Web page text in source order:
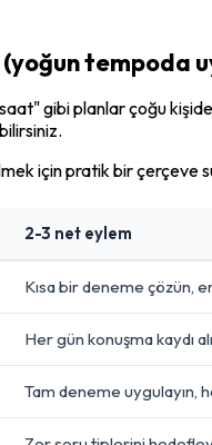
(yoğun tempoda
saat" gibi planlar çoğu
için pratik bir çerçeve
2-3 net eylem
Kısa bir deneme çözün,
Her gün konuşma kaydı
Tam deneme uygulayın,